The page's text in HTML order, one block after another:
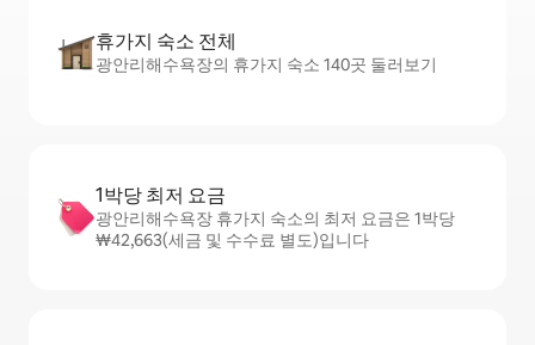
휴가지 숙소 전체
광안리해수욕장의 휴가지 숙소 140곳 둘러보기
1박당 최저 요금
광안리해수욕장 휴가지 숙소의 최저 요금은 1박당
₩42,663(세금 및 수수료 별도)입니다